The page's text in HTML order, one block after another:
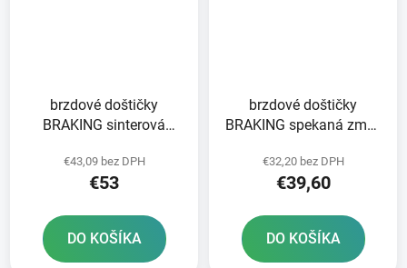
brzdové doštičky
BRAKING sinterová
balení
€43,09 bez DPH
€53
DO KOŠÍKA
brzdové doštičky
BRAKING spekaná zmes
€32,20 bez DPH
€39,60
DO KOŠÍKA